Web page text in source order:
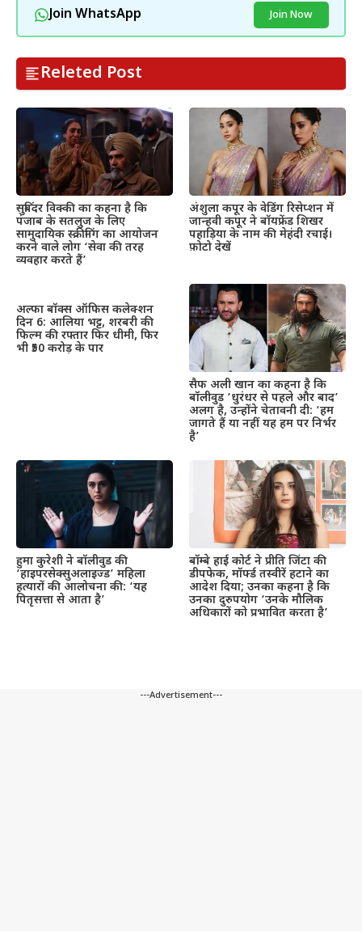
Join WhatsApp Join Now
Releted Post
सुबिंदर विक्की का कहना है कि
पंजाब के सतलुज के लिए
सामुदायिक स्क्रीनिंग का आयोजन
करने वाले लोग ‘सेवा की तरह
व्यवहार करते हैं’
अंशुला कपूर के वेडिंग रिसेप्शन में
जान्हवी कपूर ने बॉयफ्रेंड शिखर
पहाड़िया के नाम की मेहंदी रचाई।
फ़ोटो देखें
अल्फा बॉक्स ऑफिस कलेक्शन
दिन 6: आलिया भट्ट, शरबरी की
फिल्म की रफ्तार फिर धीमी, फिर
भी ₹50 करोड़ के पार
सैफ अली खान का कहना है कि
बॉलीवुड ‘धुरंधर से पहले और बाद’
अलग है, उन्होंने चेतावनी दी: ‘हम
जागते हैं या नहीं यह हम पर निर्भर
है’
हुमा कुरेशी ने बॉलीवुड की
‘हाइपरसेक्सुअलाइज्ड’ महिला
हत्यारों की आलोचना की: ‘यह
पितृसत्ता से आता है’
बॉम्बे हाई कोर्ट ने प्रीति जिंटा की
डीपफेक, मॉर्फ्ड तस्वीरें हटाने का
आदेश दिया; उनका कहना है कि
उनका दुरुपयोग ‘उनके मौलिक
अधिकारों को प्रभावित करता है’
---Advertisement---